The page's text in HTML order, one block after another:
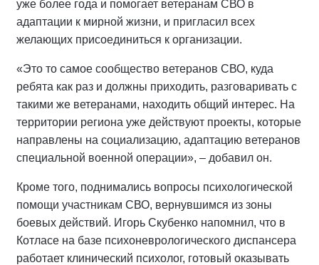
уже более года и помогает ветеранам СВО в
адаптации к мирной жизни, и пригласил всех
желающих присоединиться к организации.
«Это то самое сообщество ветеранов СВО, куда
ребята как раз и должны приходить, разговаривать с
такими же ветеранами, находить общий интерес. На
территории региона уже действуют проекты, которые
направлены на социализацию, адаптацию ветеранов
специальной военной операции», – добавил он.
Кроме того, поднимались вопросы психологической
помощи участникам СВО, вернувшимся из зоны
боевых действий. Игорь Скубенко напомнил, что в
Котласе на базе психоневрологического диспансера
работает клинический психолог, готовый оказывать